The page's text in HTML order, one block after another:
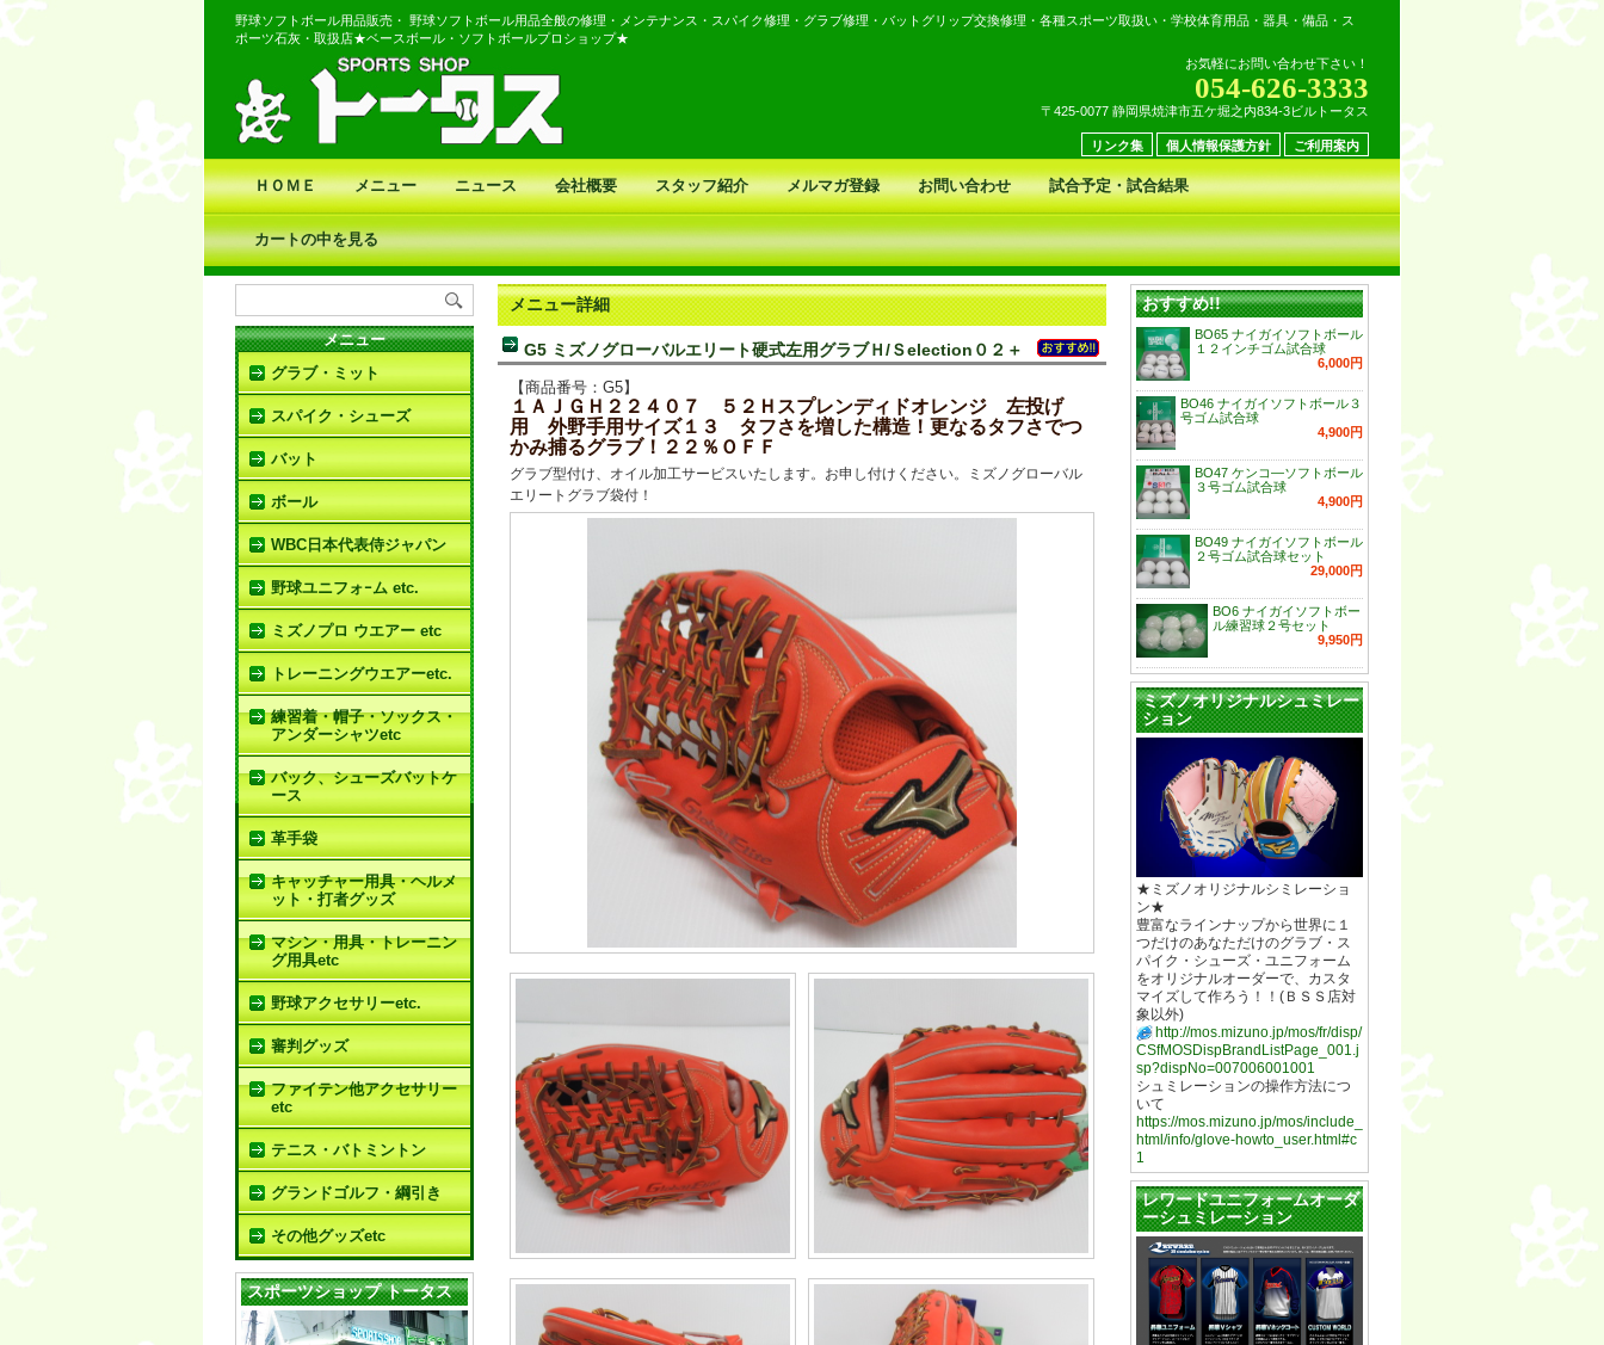
野球ソフトボール用品販売・ 野球ソフトボール用品全般の修理・メンテナンス・スパイク修理・グラブ修理・バットグリップ交換修理・各種スポーツ取扱い・学校体育用品・器具・備品・ス
ポーツ石灰・取扱店★ベースボール・ソフトボールプロショップ★
お気軽にお問い合わせ下さい！
054-626-3333
〒425-0077 静岡県焼津市五ケ堀之内834-3ビルトータス
ご利用案内
個人情報保護方針
リンク集
ＨＯＭＥ メニュー ニュース 会社概要 スタッフ紹介 メルマガ登録 お問い合わせ 試合予定・試合結果
カートの中を見る
メニュー
グラブ・ミット
スパイク・シューズ
バット
ボール
WBC日本代表侍ジャパン
野球ユニフォｰム etc.
ミズノプロ ウエアー etc
トレーニングウエアーetc.
練習着・帽子・ソックス・
アンダーシャツetc
バック、シューズバットケ
ース
革手袋
キャッチャー用具・ヘルメ
ット・打者グッズ
マシン・用具・トレーニン
グ用具etc
野球アクセサリーetc.
審判グッズ
ファイテン他アクセサリー
etc
テニス・バトミントン
グランドゴルフ・綱引き
その他グッズetc
スポーツショップ トータス
メニュー詳細
G5 ミズノグローバルエリート硬式左用グラブＨ/Ｓelection０２＋
【商品番号：G5】
１ＡＪＧＨ２２４０７ ５２Ｈスプレンディドオレンジ 左投げ
用 外野手用サイズ１３ タフさを増した構造！更なるタフさでつ
かみ捕るグラブ！２２％ＯＦＦ
グラブ型付け、オイル加工サービスいたします。お申し付けください。ミズノグローバル
エリートグラブ袋付！
おすすめ!!
BO65 ナイガイソフトボール
１２インチゴム試合球
6,000円
BO46 ナイガイソフトボール３
号ゴム試合球
4,900円
BO47 ケンコ―ソフトボール
３号ゴム試合球
4,900円
BO49 ナイガイソフトボール
２号ゴム試合球セット
29,000円
BO6 ナイガイソフトボー
ル練習球２号セット
9,950円
ミズノオリジナルシュミレー
ション
★ミズノオリジナルシミレーショ
ン★
豊富なラインナップから世界に１
つだけのあなただけのグラブ・ス
パイク・シューズ・ユニフォーム
をオリジナルオーダーで、カスタ
マイズして作ろう！！(ＢＳＳ店対
象以外)
http://mos.mizuno.jp/mos/fr/disp/
CSfMOSDispBrandListPage_001.j
sp?dispNo=007006001001
シュミレーションの操作方法につ
いて
https://mos.mizuno.jp/mos/include_
html/info/glove-howto_user.html#c
1
レワードユニフォームオーダ
ーシュミレーション